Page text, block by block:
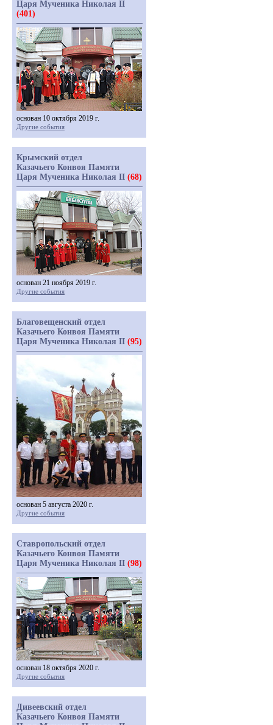
Царя Мученика Николая II
(401)
основан 10 октября 2019 г.
Другие события
Крымский отдел
Казачьего Конвоя Памяти
Царя Мученика Николая II (68)
основан 21 ноября 2019 г.
Другие события
Благовещенский отдел
Казачьего Конвоя Памяти
Царя Мученика Николая II (95)
основан 5 августа 2020 г.
Другие события
Ставропольский отдел
Казачьего Конвоя Памяти
Царя Мученика Николая II (98)
основан 18 октября 2020 г.
Другие события
Дивеевский отдел
Казачьего Конвоя Памяти